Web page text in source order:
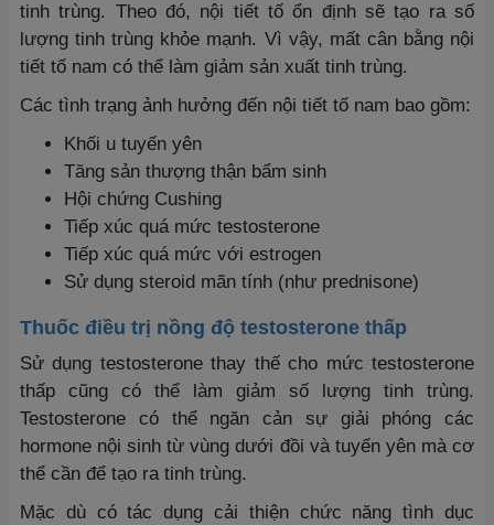
tinh trùng. Theo đó, nội tiết tố ổn định sẽ tạo ra số
lượng tinh trùng khỏe mạnh. Vì vậy, mất cân bằng nội
tiết tố nam có thể làm giảm sản xuất tinh trùng.
Các tình trạng ảnh hưởng đến nội tiết tố nam bao gồm:
Khối u tuyến yên
Tăng sản thượng thận bẩm sinh
Hội chứng Cushing
Tiếp xúc quá mức testosterone
Tiếp xúc quá mức với estrogen
Sử dụng steroid mãn tính (như prednisone)
Thuốc điều trị nồng độ testosterone thấp
Sử dụng testosterone thay thế cho mức testosterone
thấp cũng có thể làm giảm số lượng tinh trùng.
Testosterone có thể ngăn cản sự giải phóng các
hormone nội sinh từ vùng dưới đồi và tuyến yên mà cơ
thể cần để tạo ra tinh trùng.
Mặc dù có tác dụng cải thiện chức năng tình dục